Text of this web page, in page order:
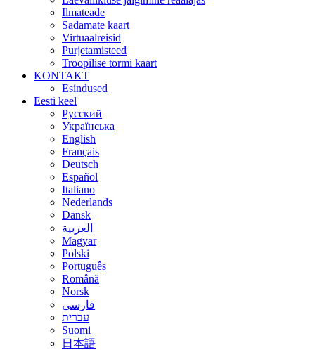
Ilmateade
Sadamate kaart
Virtuaalreisid
Purjetamisteed
Troopilise tormi kaart
KONTAKT
Esindused
Eesti keel
Русский
Українська
English
Français
Deutsch
Español
Italiano
Nederlands
Dansk
العربية
Magyar
Polski
Português
Română
Norsk
فارسی
עברית
Suomi
日本語